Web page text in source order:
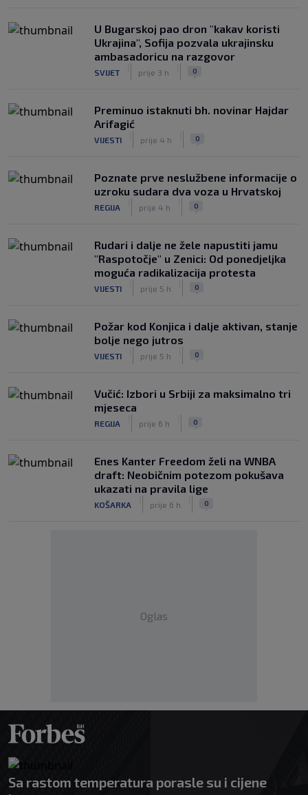
NOGOMET
|
prije 6 h
|
U Bugarskoj pao dron "kakav koristi
Ukrajina", Sofija pozvala ukrajinsku
ambasadoricu na razgovor
SVIJET prije 3 h 0
Preminuo istaknuti bh. novinar Hajdar
Arifagić
VIJESTI prije 4 h 0
Poznate prve neslužbene informacije o
uzroku sudara dva voza u Hrvatskoj
REGIJA prije 4 h 0
Rudari i dalje ne žele napustiti jamu
"Raspotočje" u Zenici: Od ponedjeljka
moguća radikalizacija protesta
VIJESTI prije 5 h 0
Požar kod Konjica i dalje aktivan, stanje
bolje nego jutros
VIJESTI prije 5 h 0
Vučić: Izbori u Srbiji za maksimalno tri
mjeseca
REGIJA prije 6 h 0
Enes Kanter Freedom želi na WNBA
draft: Neobičnim potezom pokušava
ukazati na pravila lige
KOŠARKA prije 6 h 0
Oglas
Sa rastom temperatura porasle su i cijene